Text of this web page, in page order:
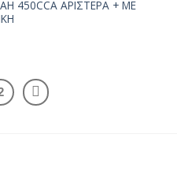
450CCA ΑΡΙΣΤΕΡΑ + ΜΕ